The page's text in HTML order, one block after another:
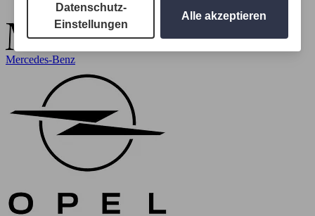
Mercedes-Benz
Datenschutz-
Einstellungen
Alle akzeptieren